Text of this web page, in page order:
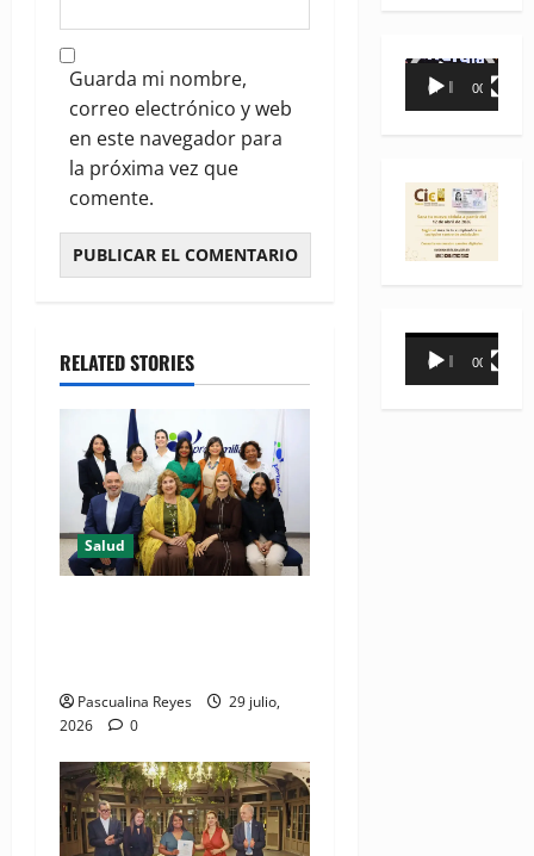
Guarda mi nombre,
correo electrónico y web
en este navegador para
la próxima vez que
comente.
RELATED STORIES
Salud
Pascualina Reyes
29 julio,
2026
0
Reproductor
00:00 00:35
Reproductor
00:00 00:31